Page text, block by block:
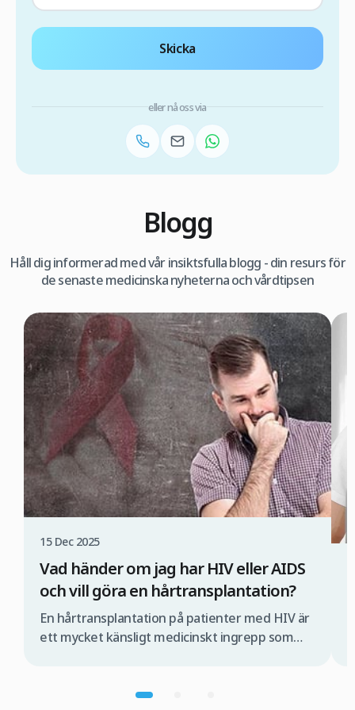
Skicka
eller nå oss via
Blogg
Håll dig informerad med vår insiktsfulla blogg - din resurs för
de senaste medicinska nyheterna och vårdtipsen
15 Dec 2025
Vad händer om jag har HIV eller AIDS
och vill göra en hårtransplantation?
En hårtransplantation på patienter med HIV är
ett mycket känsligt medicinskt ingrepp som
förhållanden. Om detta inte sker finns det risk